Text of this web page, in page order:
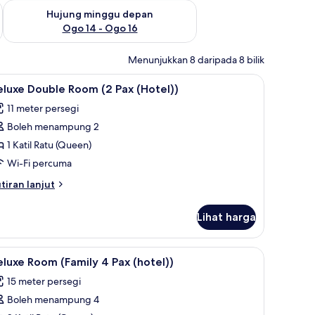
ini Ogo 7 - Ogo 9
Hujung minggu depan
Ogo 14 - Ogo 16
Semak ketersediaan untuk hujung minggu depan Ogo 14 -
Menunjukkan 8 daripada 8 bilik
premium, gebar bulu kapas Deluxe Double Room (2 Pax (Hotel)) |
11 Double Room (2 Pax (Hotel))
11 meter persegi
Boleh menampung 2
1 Katil Ratu (Queen)
Wi-Fi percuma
lanjut
Lihat harga
kapas Mesir, peralatan tempat tidur premium, gebar bulu kapas
Deluxe Room (Family 4 Pax (hotel)) | Cadar
5 Room (Family 4 Pax (hotel))
15 meter persegi
Boleh menampung 4